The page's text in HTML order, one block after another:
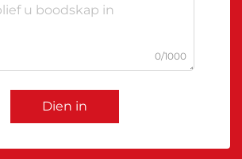
0/1000
Dien in